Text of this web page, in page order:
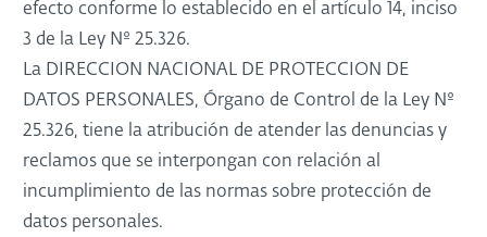
efecto conforme lo establecido en el artículo 14, inciso
3 de la Ley Nº 25.326.
La DIRECCION NACIONAL DE PROTECCION DE
DATOS PERSONALES, Órgano de Control de la Ley Nº
25.326, tiene la atribución de atender las denuncias y
reclamos que se interpongan con relación al
incumplimiento de las normas sobre protección de
datos personales.